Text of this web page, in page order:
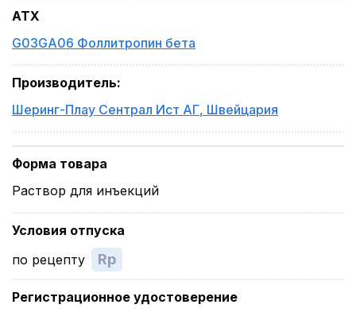
ATX
G03GA06 Фоллитропин бета
Производитель:
Шеринг-Плау Сентрал Ист АГ, Швейцария
Форма товара
Раствор для инъекций
Условия отпуска
по рецепту
Rp
Регистрационное удостоверение